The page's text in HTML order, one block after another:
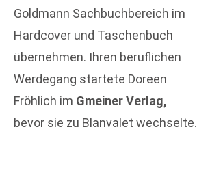
Goldmann Sachbuchbereich im
Hardcover und Taschenbuch
übernehmen. Ihren beruflichen
Werdegang startete Doreen
Fröhlich im Gmeiner Verlag,
bevor sie zu Blanvalet wechselte.